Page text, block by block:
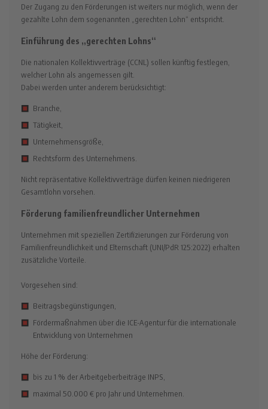
Der Zugang zu den Förderungen ist weiters nur möglich, wenn der
gezahlte Lohn dem sogenannten „gerechten Lohn“ entspricht.
Einführung des „gerechten Lohns“
Die nationalen Kollektivverträge (CCNL) sollen künftig festlegen,
welcher Lohn als angemessen gilt.
Dabei werden unter anderem berücksichtigt:
Branche,
Tätigkeit,
Unternehmensgröße,
Rechtsform des Unternehmens.
Nicht repräsentative Kollektivverträge dürfen keinen niedrigeren
Gesamtlohn vorsehen.
Förderung familienfreundlicher Unternehmen
Unternehmen mit speziellen Zertifizierungen zur Förderung von
Familienfreundlichkeit und Elternschaft (UNI/PdR 125:2022) erhalten
zusätzliche Vorteile.
Vorgesehen sind:
Beitragsbegünstigungen,
Fördermaßnahmen über die ICE-Agentur für die internationale
Entwicklung von Unternehmen
Höhe der Förderung:
bis zu 1 % der Arbeitgeberbeiträge INPS,
maximal 50.000 € pro Jahr und Unternehmen.